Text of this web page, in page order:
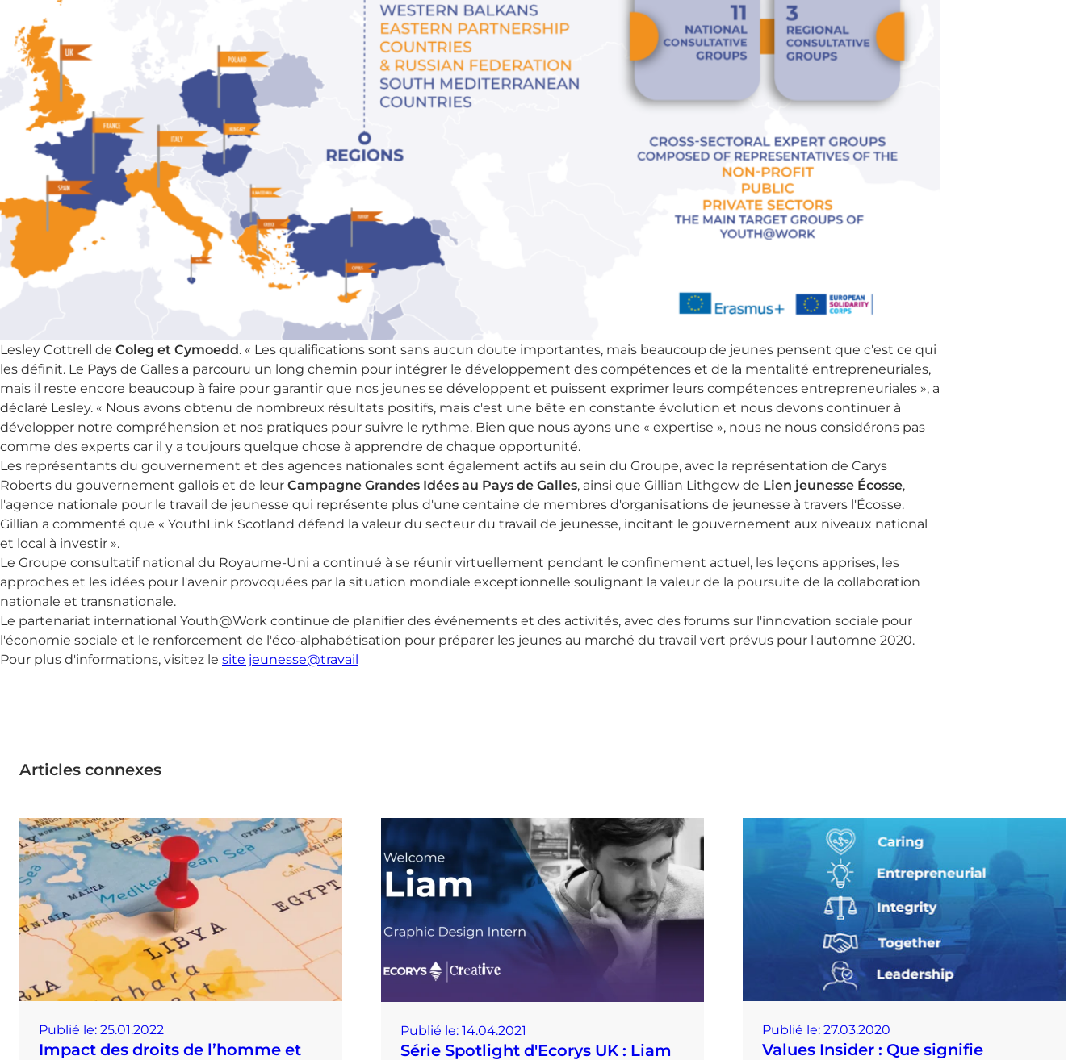
Lesley Cottrell de Coleg et Cymoedd. « Les qualifications sont sans aucun doute importantes, mais beaucoup de jeunes pensent que c'est ce qui
les définit. Le Pays de Galles a parcouru un long chemin pour intégrer le développement des compétences et de la mentalité entrepreneuriales,
mais il reste encore beaucoup à faire pour garantir que nos jeunes se développent et puissent exprimer leurs compétences entrepreneuriales », a
déclaré Lesley. « Nous avons obtenu de nombreux résultats positifs, mais c'est une bête en constante évolution et nous devons continuer à
développer notre compréhension et nos pratiques pour suivre le rythme. Bien que nous ayons une « expertise », nous ne nous considérons pas
comme des experts car il y a toujours quelque chose à apprendre de chaque opportunité.
Les représentants du gouvernement et des agences nationales sont également actifs au sein du Groupe, avec la représentation de Carys
Roberts du gouvernement gallois et de leur Campagne Grandes Idées au Pays de Galles, ainsi que Gillian Lithgow de Lien jeunesse Écosse,
l'agence nationale pour le travail de jeunesse qui représente plus d'une centaine de membres d'organisations de jeunesse à travers l'Écosse.
Gillian a commenté que « YouthLink Scotland défend la valeur du secteur du travail de jeunesse, incitant le gouvernement aux niveaux national
et local à investir ».
Le Groupe consultatif national du Royaume-Uni a continué à se réunir virtuellement pendant le confinement actuel, les leçons apprises, les
approches et les idées pour l'avenir provoquées par la situation mondiale exceptionnelle soulignant la valeur de la poursuite de la collaboration
nationale et transnationale.
Le partenariat international Youth@Work continue de planifier des événements et des activités, avec des forums sur l'innovation sociale pour
l'économie sociale et le renforcement de l'éco-alphabétisation pour préparer les jeunes au marché du travail vert prévus pour l'automne 2020.
Pour plus d'informations, visitez le site jeunesse@travail
Articles connexes
Publié le: 25.01.2022
Impact des droits de l’homme et
Publié le: 14.04.2021
Série Spotlight d'Ecorys UK : Liam
Publié le: 27.03.2020
Values ​​Insider : Que signifie